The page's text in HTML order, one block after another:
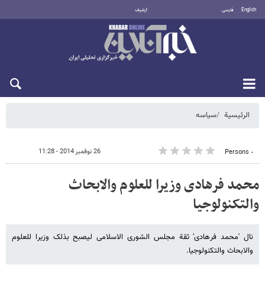
English فارسی أرشيف
الرئيسية سیاسه
٠ Persons 26 نوفمبر 2014 - 11:28
محمد فرهادی وزیرا للعلوم والابحاث
والتکنولوجیا
نال 'محمد فرهادی' ثقة مجلس الشوری الاسلامی لیصبح بذلک وزیرا للعلوم
والابحاث والتکنولوجیا.